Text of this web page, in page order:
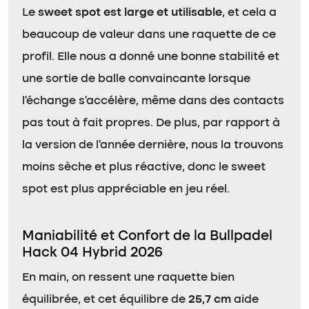
Le sweet spot est large et utilisable, et cela a
beaucoup de valeur dans une raquette de ce
profil. Elle nous a donné une bonne stabilité et
une sortie de balle convaincante lorsque
l’échange s’accélère, même dans des contacts
pas tout à fait propres. De plus, par rapport à
la version de l’année dernière, nous la trouvons
moins sèche et plus réactive, donc le sweet
spot est plus appréciable en jeu réel.
Maniabilité et Confort de la Bullpadel
Hack 04 Hybrid 2026
En main, on ressent une raquette bien
équilibrée, et cet équilibre de 25,7 cm aide